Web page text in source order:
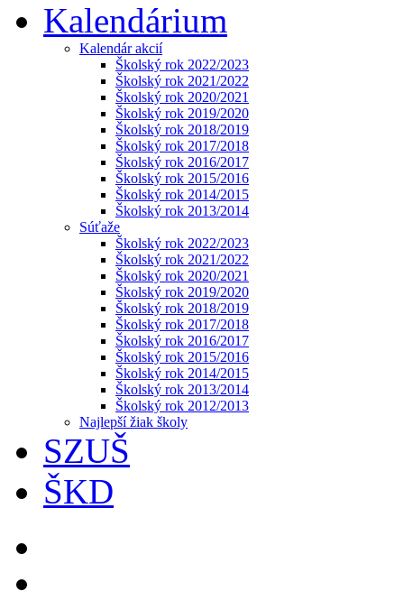
Kalendárium
Kalendár akcií
Školský rok 2022/2023
Školský rok 2021/2022
Školský rok 2020/2021
Školský rok 2019/2020
Školský rok 2018/2019
Školský rok 2017/2018
Školský rok 2016/2017
Školský rok 2015/2016
Školský rok 2014/2015
Školský rok 2013/2014
Súťaže
Školský rok 2022/2023
Školský rok 2021/2022
Školský rok 2020/2021
Školský rok 2019/2020
Školský rok 2018/2019
Školský rok 2017/2018
Školský rok 2016/2017
Školský rok 2015/2016
Školský rok 2014/2015
Školský rok 2013/2014
Školský rok 2012/2013
Najlepší žiak školy
SZUŠ
ŠKD